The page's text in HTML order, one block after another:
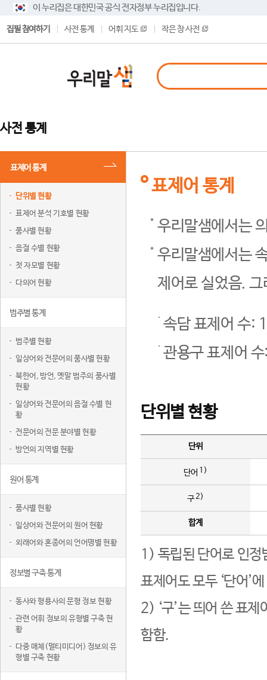
이 누리집은 대한민국 공식 전자정부 누리집입니다.
집필 참여하기 사전 통계 어휘 지도 작은 창 사전
사전 통계
표제어 통계
단위별 현황
표제어 분석 기호별 현황
품사별 현황
음절 수별 현황
첫 자모별 현황
다의어 현황
범주별 통계
범주별 현황
일상어와 전문어의 품사별 현황
북한어, 방언, 옛말 범주의 품사별
현황
일상어와 전문어의 음절 수별 현
황
전문어의 전문 분야별 현황
방언의 지역별 현황
원어 통계
품사별 현황
일상어와 전문어의 원어 현황
외래어와 혼종어의 언어명별 현황
정보별 구축 통계
동사와 형용사의 문형 정보 현황
관련 어휘 정보의 유형별 구축 현
황
다중 매체(멀티미디어) 정보의 유
형별 구축 현황
표제어 통계
우리말샘에서는
우리말샘에서는
제어로 실었음.
속담 표제어 수:
관용구 표제어
단위별 현황
단위
단어 1)
구2)
합계
1) 독립된 단어로 인정
표제어도 모두 ‘단어’
2) ‘구’는 띄어 쓴 표
함함.